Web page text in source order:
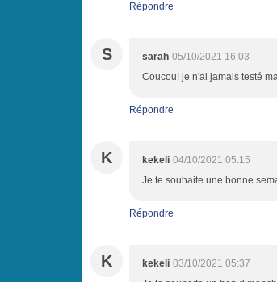
Répondre
S sarah 05/10/2021 16:03
Coucou! je n'ai jamais testé
Répondre
K kekeli 04/10/2021 05:15
Je te souhaite une bonne
Répondre
K kekeli 03/10/2021 05:37